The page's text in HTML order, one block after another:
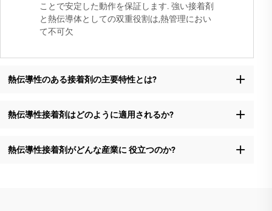
ことで安定した動作を保証します. 強い接着剤
と熱伝導体としての双重役割は,熱管理におい
て不可欠
熱伝導性のある接着剤の主要特性とは?
熱伝導性接着剤はどのように適用されるか?
熱伝導性接着剤がどんな産業に 役立つのか?